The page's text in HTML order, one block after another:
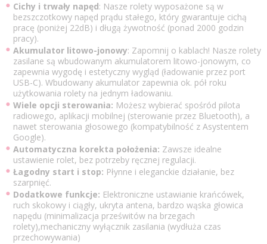
Cichy i trwały napęd: Nasze rolety wyposażone są w
bezszczotkowy napęd prądu stałego, który gwarantuje cichą
pracę (poniżej 22dB) i długą żywotność (ponad 2000 godzin
pracy).
Akumulator litowo-jonowy: Zapomnij o kablach! Nasze rolety
zasilane są wbudowanym akumulatorem litowo-jonowym, co
zapewnia wygodę i estetyczny wygląd (ładowanie przez port
USB-C). Wbudowany akumulator zapewnia ok. pół roku
użytkowania rolety na jednym ładowaniu.
Wiele opcji sterowania: Możesz wybierać spośród pilota
radiowego, aplikacji mobilnej (sterowanie przez Bluetooth), a
nawet sterowania głosowego (kompatybilność z Asystentem
Google).
Automatyczna korekta położenia: Zawsze idealne
ustawienie rolet, bez potrzeby ręcznej regulacji.
Łagodny start i stop: Płynne i eleganckie działanie, bez
szarpnięć.
Dodatkowe funkcje: Elektroniczne ustawianie krańcówek,
ruch skokowy i ciągły, ukryta antena, bardzo wąska głowica
napędu (minimalizacja prześwitów na brzegach
rolety),mechaniczny wyłącznik zasilania (wydłuża czas
przechowywania)